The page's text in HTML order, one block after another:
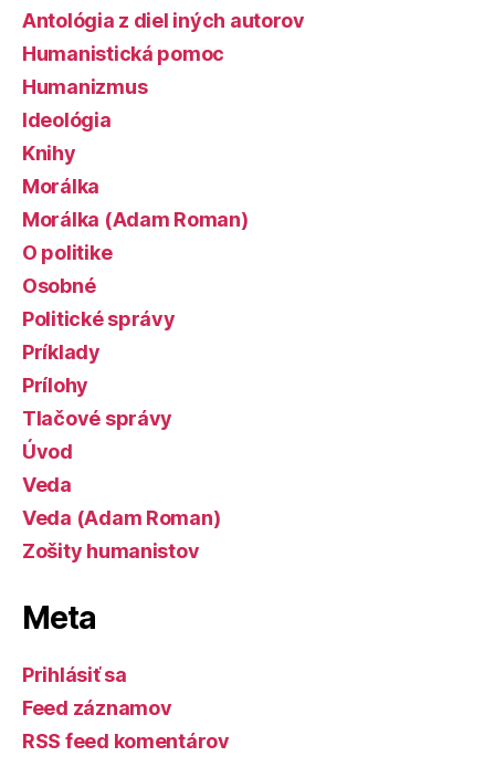
Antológia z diel iných autorov
Humanistická pomoc
Humanizmus
Ideológia
Knihy
Morálka
Morálka (Adam Roman)
O politike
Osobné
Politické správy
Príklady
Prílohy
Tlačové správy
Úvod
Veda
Veda (Adam Roman)
Zošity humanistov
Meta
Prihlásiť sa
Feed záznamov
RSS feed komentárov